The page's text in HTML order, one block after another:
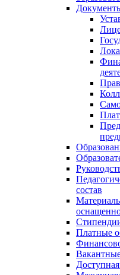
состав
Платные
Доступная